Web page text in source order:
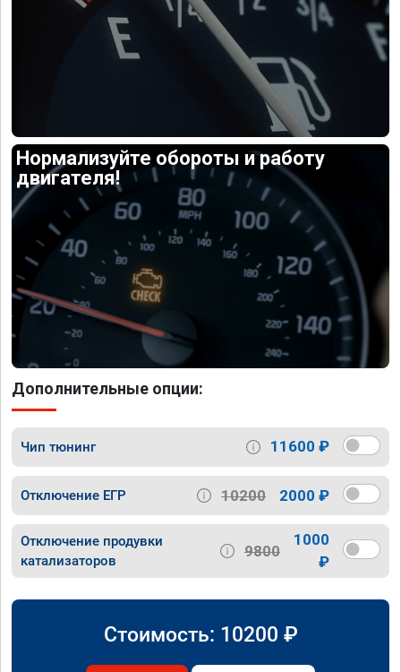
Нормализуйте обороты и работу
двигателя!
Дополнительные опции:
Чип тюнинг 11600 ₽
Отключение ЕГР 10200 2000 ₽
Отключение продувки
катализаторов
9800
1000
₽
Стоимость: 10200 ₽